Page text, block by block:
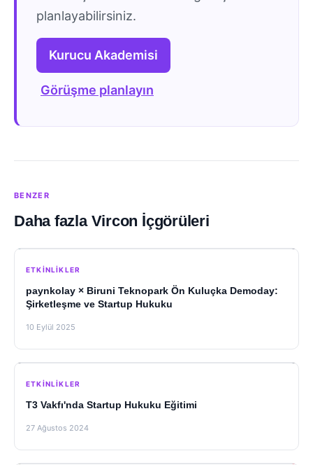
planlayabilirsiniz.
Kurucu Akademisi
Görüşme planlayın
BENZER
Daha fazla Vircon İçgörüleri
ETKINLIKLER
paynkolay × Biruni Teknopark Ön Kuluçka Demoday:
Şirketleşme ve Startup Hukuku
10 Eylül 2025
ETKINLIKLER
T3 Vakfı'nda Startup Hukuku Eğitimi
27 Ağustos 2024